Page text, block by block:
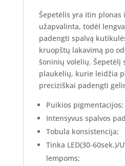
Šepetėlis yra itin plonas
užapvalinta, todėl
padengti spalvą
kruopštų lakavimą po
šoninių volelių. Šepetėlį
plaukelių, kurie leidžia
preciziškai padengti
Puikios pigmentacijos;
Intensyvus spalvos
Tobula konsistencija;
Tinka LED(30-60sek.)/
lempoms;